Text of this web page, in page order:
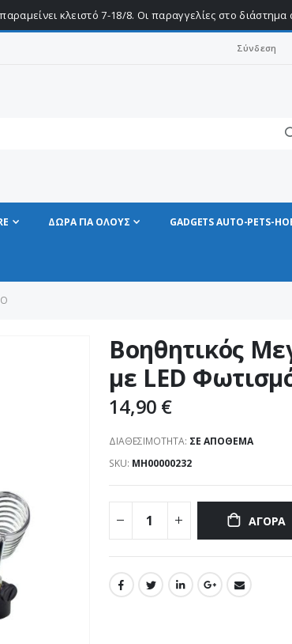
κλειστό 7-18/8. Οι παραγγελίες στο
Σύνδεση
ΔΩΡΑ ΓΙΑ ΟΛΟΥΣ GADGETS AUTO-PETS-
Βοηθητικός
με LED
14,90 €
ΔΙΑΘΕΣΙΜΌΤΗΤΑ: ΣΕ ΑΠΌΘΕΜΑ
SKU ΜΗ00000232
ΑΓΟΡΆ